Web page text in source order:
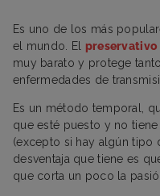
Es uno de los más
el mundo. El
muy barato y protege
enfermedades de
Es un método temporal,
que esté puesto y no
(excepto si hay algún tipo
desventaja que tiene es
que corta un poco la